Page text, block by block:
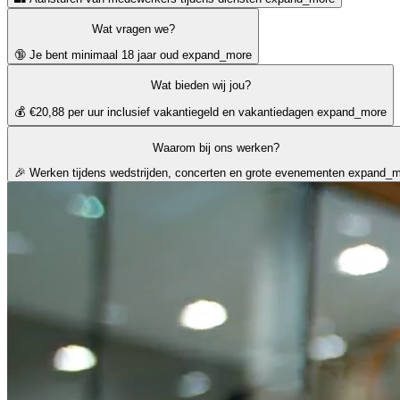
Wat vragen we?
🔞 Je bent minimaal 18 jaar oud expand_more
Wat bieden wij jou?
💰 €20,88 per uur inclusief vakantiegeld en vakantiedagen expand_more
Waarom bij ons werken?
🎉 Werken tijdens wedstrijden, concerten en grote evenementen